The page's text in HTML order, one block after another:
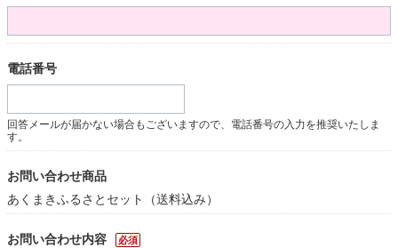
電話番号
回答メールが届かない場合もございますので、電話番号の入力を推奨いたしま
す。
お問い合わせ商品
あくまきふるさとセット（送料込み）
お問い合わせ内容 必須